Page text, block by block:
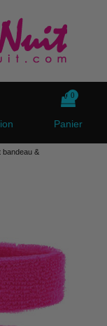
0
Panier
bandeau &